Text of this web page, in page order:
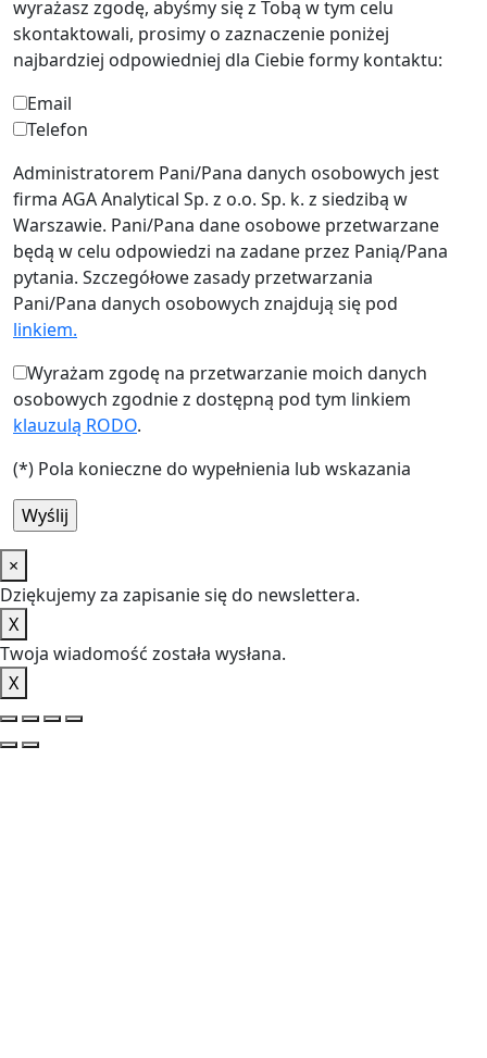
wyrażasz zgodę, abyśmy się z Tobą w tym celu
skontaktowali, prosimy o zaznaczenie poniżej
najbardziej odpowiedniej dla Ciebie formy kontaktu:
Email
Telefon
Administratorem Pani/Pana danych osobowych jest
firma AGA Analytical Sp. z o.o. Sp. k. z siedzibą w
Warszawie. Pani/Pana dane osobowe przetwarzane
będą w celu odpowiedzi na zadane przez Panią/Pana
pytania. Szczegółowe zasady przetwarzania
Pani/Pana danych osobowych znajdują się pod
linkiem.
Wyrażam zgodę na przetwarzanie moich danych
osobowych zgodnie z dostępną pod tym linkiem
klauzulą RODO.
(*) Pola konieczne do wypełnienia lub wskazania
×
Dziękujemy za zapisanie się do newslettera.
X
Twoja wiadomość została wysłana.
X